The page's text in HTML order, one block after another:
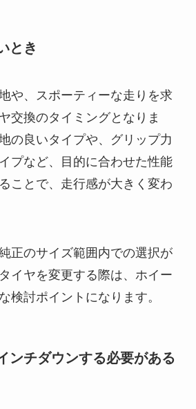
とき
や、スポーティーな走りを求
交換のタイミングとなりま
の良いタイプや、グリップ力
プなど、目的に合わせた性能
ことで、走行感が大きく変わ
正のサイズ範囲内での選択が
イヤを変更する際は、ホイー
検討ポイントになります。
ンチダウンする必要がある